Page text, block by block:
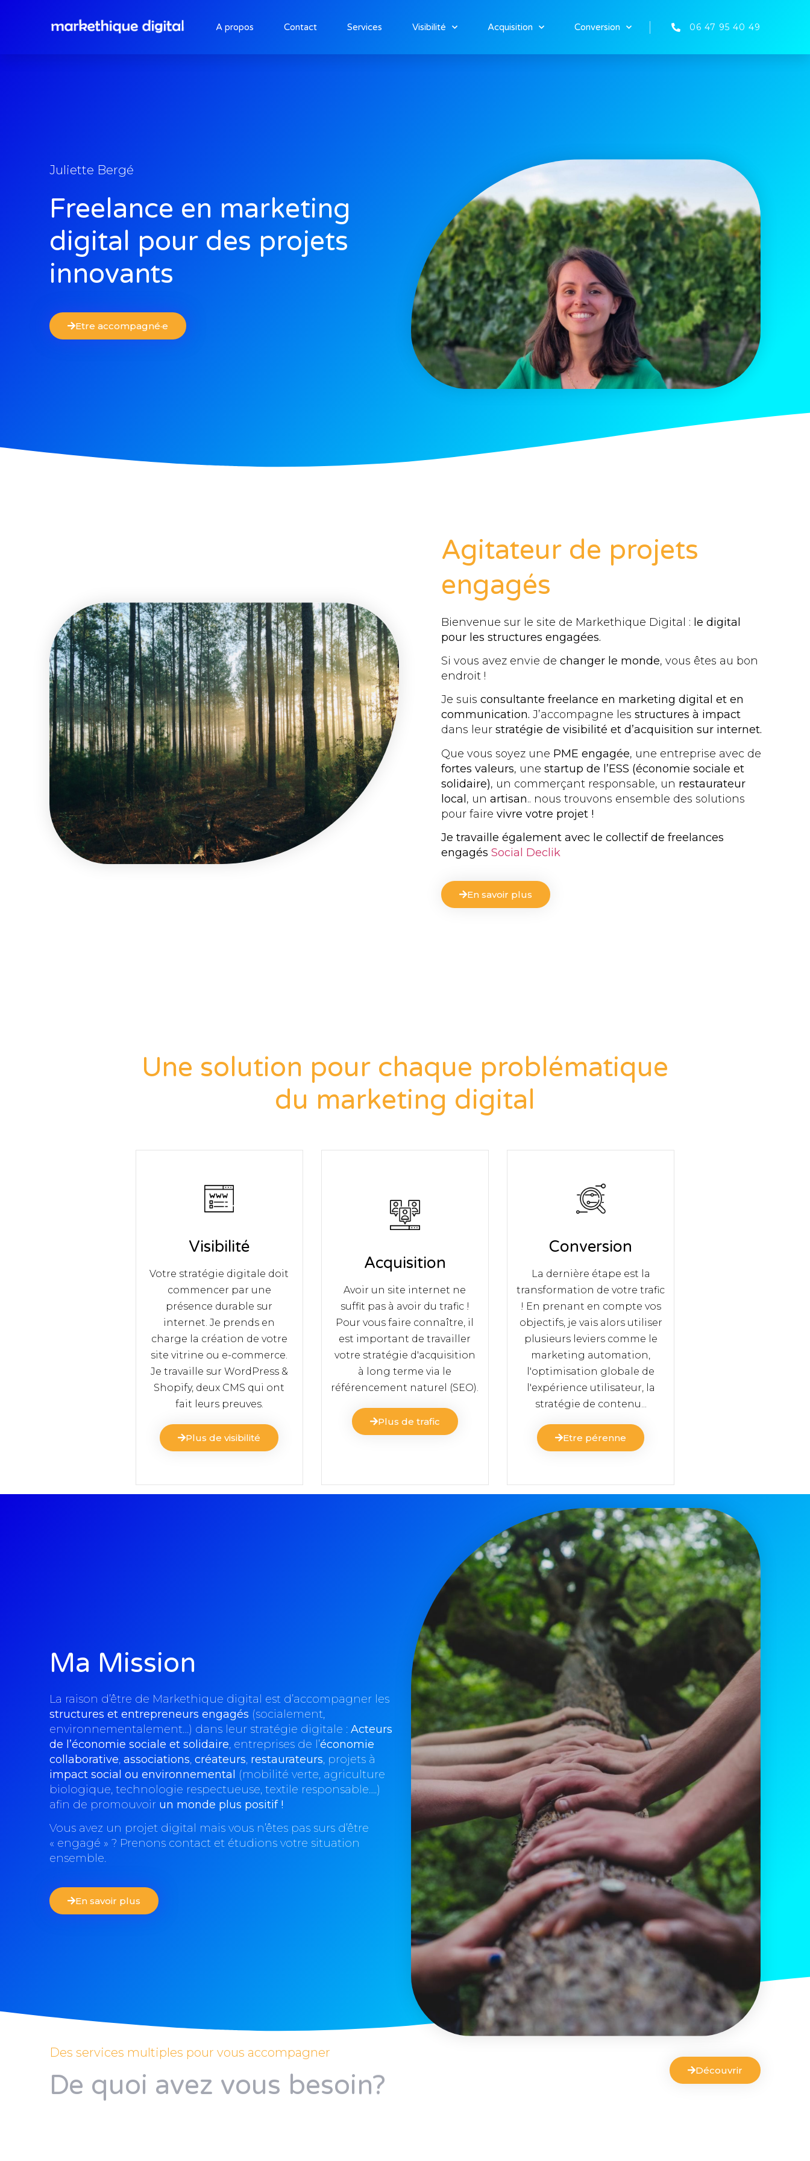
A propos Contact Services Visibilité Acquisition Conversion 06 47 95 40 49
Juliette Bergé
Freelance en marketing
digital pour des projets
audacieux
Etre accompagné·e
Agitateur de projets
engagés
Bienvenue sur le site de Markethique Digital : le digital
pour les structures engagées.
Si vous avez envie de changer le monde, vous êtes au bon
endroit !
Je suis consultante freelance en marketing digital et en
communication. J’accompagne les structures à impact
dans leur stratégie de visibilité et d’acquisition sur internet.
Que vous soyez une PME engagée, une entreprise avec de
fortes valeurs, une startup de l’ESS (économie sociale et
solidaire), un commerçant responsable, un restaurateur
local, un artisan.. nous trouvons ensemble des solutions
pour faire vivre votre projet !
Je travaille également avec le collectif de freelances
engagés Social Declik
En savoir plus
Une solution pour chaque problématique
du marketing digital
Visibilité
Votre stratégie digitale doit
commencer par une
présence durable sur
internet. Je prends en
charge la création de votre
site vitrine ou e-commerce.
Je travaille sur WordPress &
Shopify, deux CMS qui ont
fait leurs preuves.
Plus de visibilité
Acquisition
Avoir un site internet ne
suffit pas à avoir du trafic !
Pour vous faire connaître, il
est important de travailler
votre stratégie d'acquisition
à long terme via le
référencement naturel (SEO).
Plus de trafic
Conversion
La dernière étape est la
transformation de votre trafic
! En prenant en compte vos
objectifs, je vais alors utiliser
plusieurs leviers comme le
marketing automation,
l'optimisation globale de
l'expérience utilisateur, la
stratégie de contenu...
Etre pérenne
Ma Mission
La raison d’être de Markethique digital est d’accompagner les
structures et entrepreneurs engagés (socialement,
environnementalement…) dans leur stratégie digitale : Acteurs
de l’économie sociale et solidaire, entreprises de l’économie
collaborative, associations, créateurs, restaurateurs, projets à
impact social ou environnemental
(mobilité verte, agriculture
biologique, technologie respectueuse, textile responsable….)
afin de promouvoir un monde plus positif !
Vous avez un projet digital mais vous n’êtes pas surs d’être
« engagé » ? Prenons contact et étudions votre situation
ensemble.
En savoir plus
Des services multiples pour vous accompagner
De quoi avez vous besoin? Découvrir